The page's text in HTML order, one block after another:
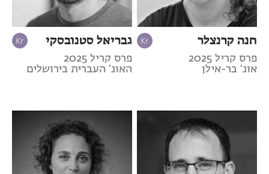
חנה קרנצלר
פרס קריל 2025
אונ' בר-אילן
גבריאל סטנובסקי
פרס קריל 2025
האונ' העברית בירושלים